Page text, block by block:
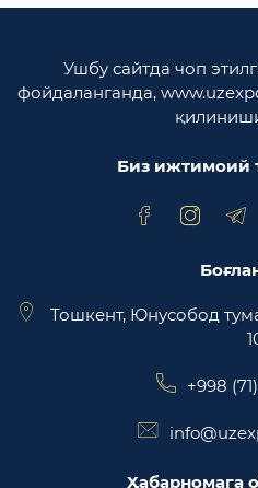
вазирлиги
Қонунчилик палатаси
Ўзбекистон
Trade Uzbekistan
Ушбу сайтда чоп
фойдаланганда,
Биз ижтимоий
Тошкент, Юнусобод
+998
Ҳабарномага